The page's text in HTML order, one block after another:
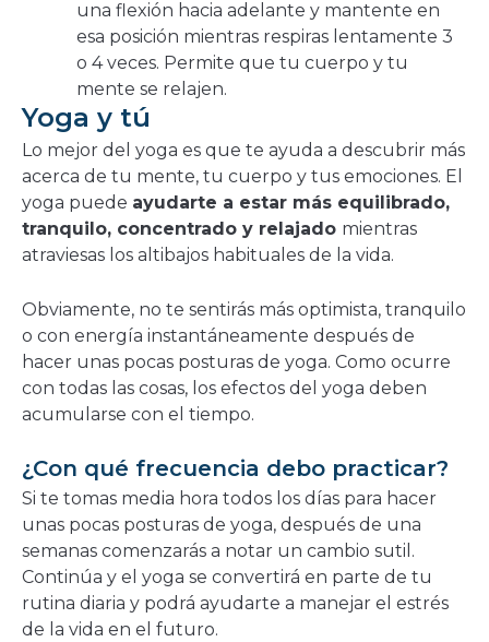
una flexión hacia adelante y mantente en
esa posición mientras respiras lentamente 3
o 4 veces. Permite que tu cuerpo y tu
mente se relajen.
Yoga y tú
Lo mejor del yoga es que te ayuda a descubrir más
acerca de tu mente, tu cuerpo y tus emociones. El
yoga puede ayudarte a estar más equilibrado,
tranquilo, concentrado y relajado mientras
atraviesas los altibajos habituales de la vida.
Obviamente, no te sentirás más optimista, tranquilo
o con energía instantáneamente después de
hacer unas pocas posturas de yoga. Como ocurre
con todas las cosas, los efectos del yoga deben
acumularse con el tiempo.
¿Con qué frecuencia debo practicar?
Si te tomas media hora todos los días para hacer
unas pocas posturas de yoga, después de una
semanas comenzarás a notar un cambio sutil.
Continúa y el yoga se convertirá en parte de tu
rutina diaria y podrá ayudarte a manejar el estrés
de la vida en el futuro.